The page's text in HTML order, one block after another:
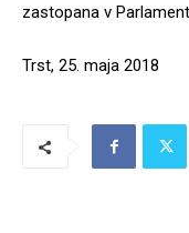
zastopana v
Trst, 25. maja 2018